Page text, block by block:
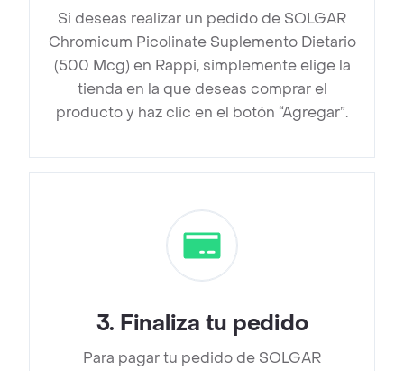
Si deseas realizar un pedido de SOLGAR
Chromicum Picolinate Suplemento Dietario
(500 Mcg) en Rappi, simplemente elige la
tienda en la que deseas comprar el
producto y haz clic en el botón “Agregar”.
3. Finaliza tu pedido
Para pagar tu pedido de SOLGAR